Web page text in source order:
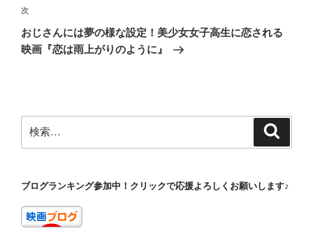
ビ
ゲ
ー
稿
次
の
投
次
おじさんには夢の様な設定！美少女女子高生に恋される
映画『恋は雨上がりのように』
索:
ブログランキング参加中！クリックで応援よろしくお願いします♪